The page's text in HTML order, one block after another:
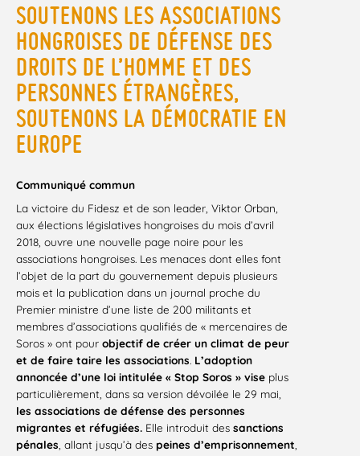
SOUTENONS LES ASSOCIATIONS
HONGROISES DE DÉFENSE DES
DROITS DE L’HOMME ET DES
PERSONNES ÉTRANGÈRES,
SOUTENONS LA DÉMOCRATIE EN
EUROPE
Communiqué commun
La victoire du Fidesz et de son leader, Viktor Orban,
aux élections législatives hongroises du mois d’avril
2018, ouvre une nouvelle page noire pour les
associations hongroises. Les menaces dont elles font
l’objet de la part du gouvernement depuis plusieurs
mois et la publication dans un journal proche du
Premier ministre d’une liste de 200 militants et
membres d’associations qualifiés de « mercenaires de
Soros » ont pour objectif de créer un climat de peur
et de faire taire les associations. L’adoption
annoncée d’une loi intitulée « Stop Soros » vise plus
particulièrement, dans sa version dévoilée le 29 mai,
les associations de défense des personnes
migrantes et réfugiées. Elle introduit des sanctions
pénales , allant jusqu’à des peines d’emprisonnement